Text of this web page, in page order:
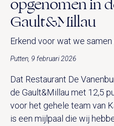
Gault&Millau
Erkend voor wat we samen
Putten, 9 februari 2026
Dat Restaurant De
de Gault&Millau met 12,5
voor het gehele team van
is een mijlpaal die wij